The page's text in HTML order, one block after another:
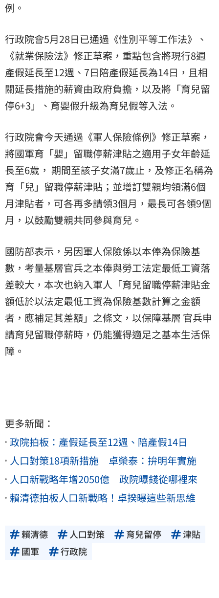
例。
行政院會5月28日已通過《性別平等工作法》、
《就業保險法》修正草案，重點包含將現行8週
產假延長至12週、7日陪產假延長為14日，且相
關延長措施的薪資由政府負擔，以及將「育兒留
停6+3」、育嬰假升級為育兒假等入法。
行政院會今天通過《軍人保險條例》修正草案，
將國軍育「嬰」留職停薪津貼之適用子女年齡延
長至6歲， 期間至該子女滿7歲止，及修正名稱為
育「兒」留職停薪津貼；並增訂雙親均領滿6個
月津貼者，可各再多請領3個月，最長可各領9個
月，以鼓勵雙親共同參與育兒。
國防部表示，另因軍人保險係以本俸為保險基
數，考量基層官兵之本俸與勞工法定最低工資落
差較大，本次也納入軍人「育兒留職停薪津貼金
額低於以法定最低工資為保險基數計算之金額
者，應補足其差額」之條文，以保障基層 官兵申
請育兒留職停薪時，仍能獲得適足之基本生活保
障。
更多新聞：
政院拍板：產假延長至12週、陪產假14日
人口對策18項新措施 卓榮泰：拚明年實施
人口新戰略年增2050億 政院曝錢從哪裡來
賴清德拍板人口新戰略！卓揆曝這些新思維
賴清德 人口對策 育兒留停
津貼
國軍
行政院